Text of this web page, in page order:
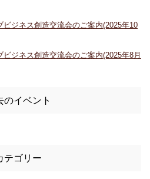
ビジネス創造交流会のご案内(2025年10
ビジネス創造交流会のご案内(2025年8月
のイベント
テゴリー